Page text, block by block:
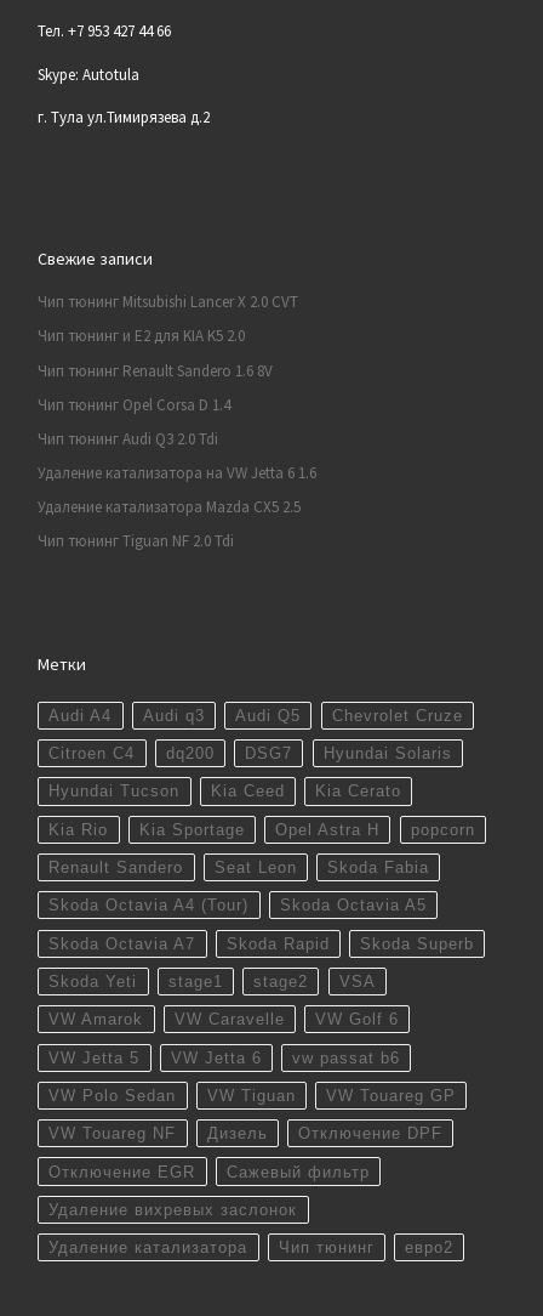
Тел. +7 953 427 44 66
Skype: Autotula
г. Тула ул.Тимирязева д.2
Свежие записи
Чип тюнинг Mitsubishi Lancer X 2.0 CVT
Чип тюнинг и E2 для KIA K5 2.0
Чип тюнинг Renault Sandero 1.6 8V
Чип тюнинг Opel Corsa D 1.4
Чип тюнинг Audi Q3 2.0 Tdi
Удаление катализатора на VW Jetta 6 1.6
Удаление катализатора Mazda CX5 2.5
Чип тюнинг Tiguan NF 2.0 Tdi
Метки
Audi A4 Audi q3 Audi Q5 Chevrolet Cruze
Citroen C4 dq200 DSG7 Hyundai Solaris
Hyundai Tucson Kia Ceed Kia Cerato
Kia Rio Kia Sportage Opel Astra H popcorn
Renault Sandero Seat Leon Skoda Fabia
Skoda Octavia A4 (Tour) Skoda Octavia A5
Skoda Octavia A7 Skoda Rapid Skoda Superb
Skoda Yeti stage1 stage2 VSA
VW Amarok VW Caravelle VW Golf 6
VW Jetta 5 VW Jetta 6 vw passat b6
VW Polo Sedan VW Tiguan VW Touareg GP
VW Touareg NF Дизель Отключение DPF
Отключение EGR Сажевый фильтр
Удаление вихревых заслонок
Удаление катализатора Чип тюнинг евро2